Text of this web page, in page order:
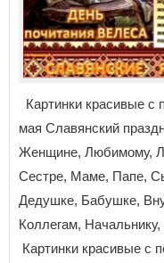
Картинки красивые с
мая Славянский
Женщине, Любимому,
Сестре, Маме, Папе,
Дедушке, Бабушке,
Коллегам, Начальнику,
Картинки красивые с